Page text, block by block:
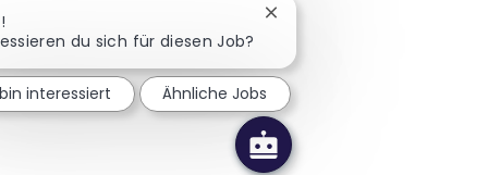
du sich für diesen Job?
Chatbot-Benachrichtigung
interessiert Ähnliche Jobs